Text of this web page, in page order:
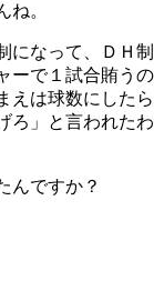
。
になって、ＤＨ制
ーで１試合賄うの
えは球数にしたら
ろ」と言われたわ
ですか？